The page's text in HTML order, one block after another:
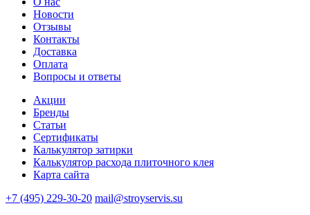
Новости
Отзывы
Контакты
Доставка
Оплата
Вопросы и ответы
Акции
Бренды
Статьи
Сертификаты
Калькулятор затирки
Калькулятор расхода плиточного клея
Карта сайта
+7 (495) 229-30-20 mail@stroyservis.su